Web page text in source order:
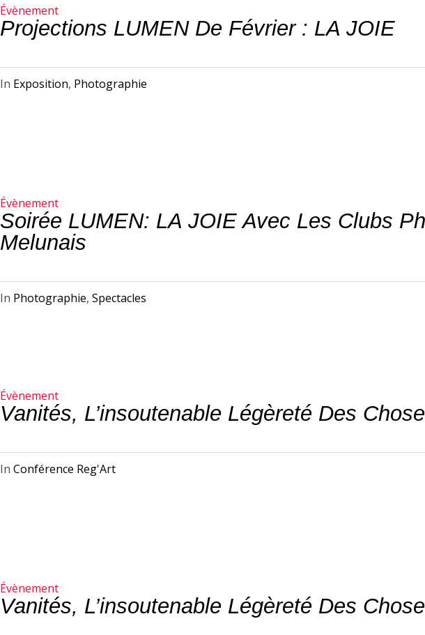
Évènement
Projections LUMEN De Février : LA JOIE
In Exposition, Photographie
Évènement
Soirée LUMEN: LA JOIE Avec Les Clubs
Melunais
In Photographie,Spectacles
Évènement
Vanités, L’insoutenable Légèreté Des
InConférence Reg'Art
Évènement
Vanités, L’insoutenable Légèreté Des